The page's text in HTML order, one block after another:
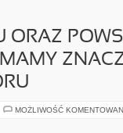
ORAZ
MOŻLIWOŚĆ